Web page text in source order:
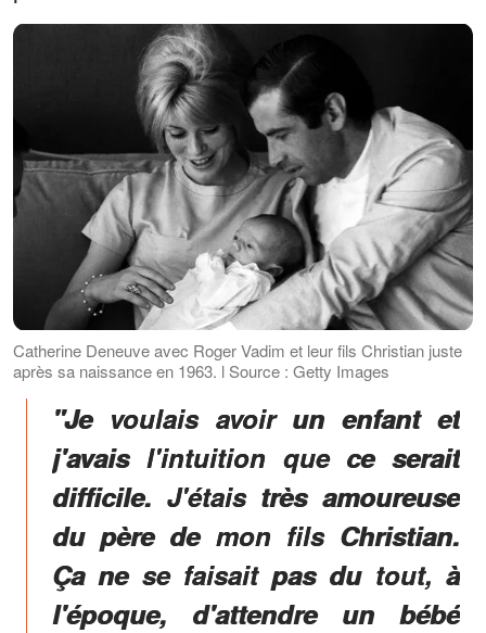
Catherine Deneuve avec Roger Vadim et leur fils Christian juste
après sa naissance en 1963. l Source : Getty Images
"Je voulais avoir un enfant et
j'avais l'intuition que ce serait
difficile. J'étais très amoureuse
du père de mon fils Christian.
Ça ne se faisait pas du tout, à
l'époque, d'attendre un bébé